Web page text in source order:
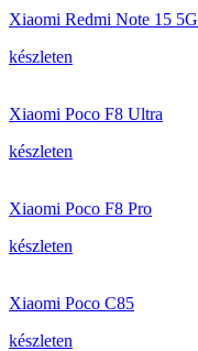
Xiaomi Redmi Note 15 5G
készleten
Xiaomi Poco F8 Ultra
készleten
Xiaomi Poco F8 Pro
készleten
Xiaomi Poco C85
készleten